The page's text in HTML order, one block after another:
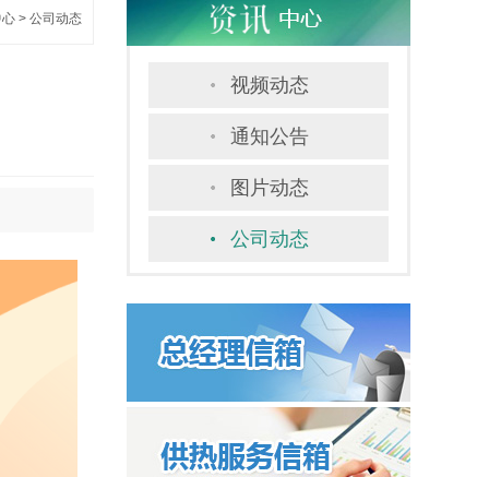
视频动态
通知公告
图片动态
公司动态
> 公司动态